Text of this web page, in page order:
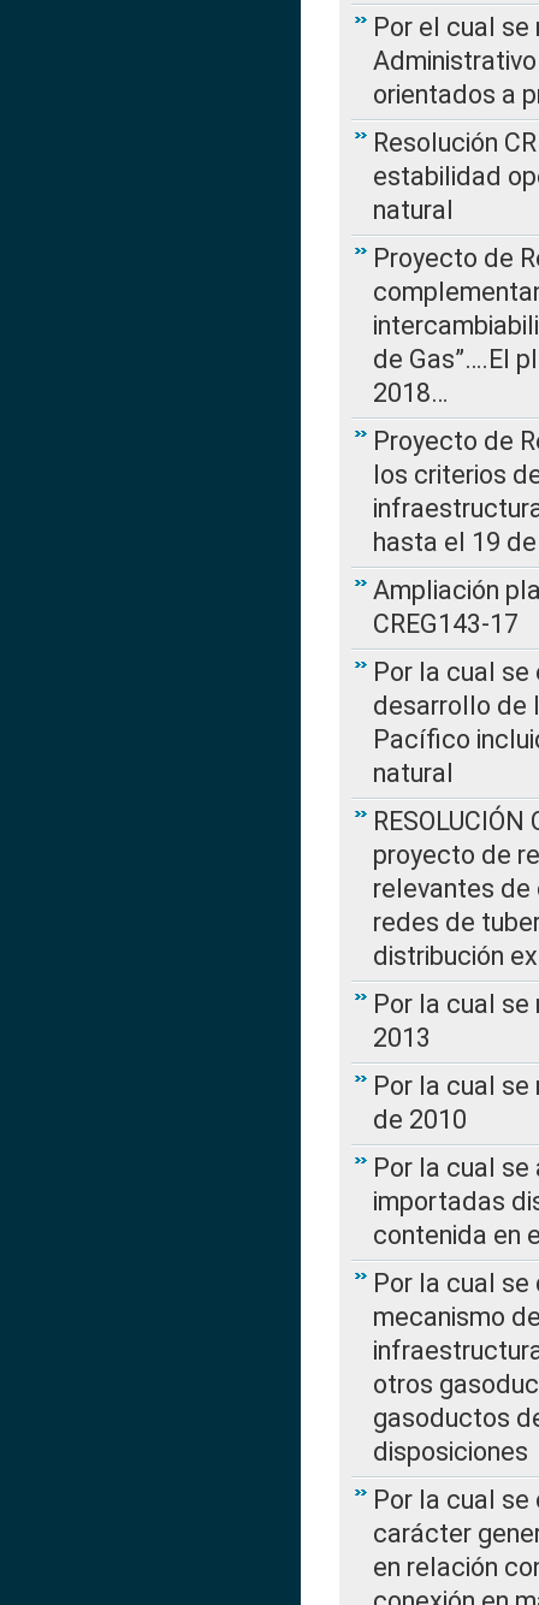
Por el cual
orientados a
Resolución
estabilidad
natural
Proyecto de
de Gas”….El
2018…
Proyecto de
los criterios
hasta el 19
Ampliación
CREG143-17
Por la cual
desarrollo de
Pacífico
natural
proyecto de
relevantes de
redes de
distribución
Por la cual se
2013
Por la cual se
de 2010
Por la cual
importadas
contenida en
Por la cual se
mecanismo
otros
gasoductos
disposiciones
Por la cual
carácter
en relación